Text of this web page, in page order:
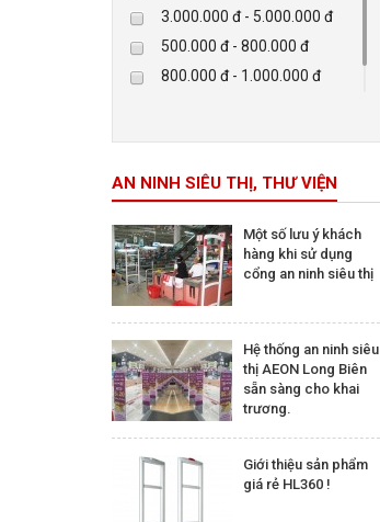
Khác
Rapiscan
3.000.000 đ - 5.000.000 đ
500.000 đ - 800.000 đ
800.000 đ - 1.000.000 đ
AN NINH SIÊU THỊ, THƯ VIỆN
Một số lưu ý khách
hàng khi sử dụng
cổng an ninh siêu thị
Hệ thống an ninh siêu
thị AEON Long Biên
sẵn sàng cho khai
trương.
Giới thiệu sản phẩm
giá rẻ HL360 !